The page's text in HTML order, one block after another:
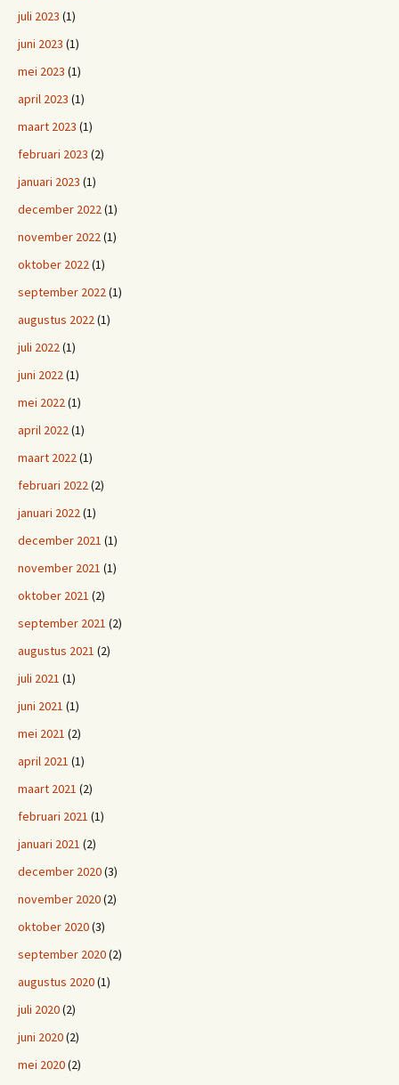
juli 2023 (1)
juni 2023 (1)
mei 2023 (1)
april 2023 (1)
maart 2023 (1)
februari 2023 (2)
januari 2023 (1)
december 2022(1)
november 2022(1)
oktober 2022(1)
september 2022(1)
augustus 2022(1)
juli 2022(1)
juni 2022(1)
mei 2022(1)
april 2022(1)
maart 2022(1)
februari 2022(2)
januari 2022(1)
december 2021 (1)
november 2021 (1)
oktober 2021 (2)
september 2021 (2)
augustus 2021 (2)
juli 2021 (1)
juni 2021 (1)
mei 2021 (2)
april 2021 (1)
maart 2021 (2)
februari 2021 (1)
januari 2021 (2)
december 2020(3)
november 2020(2)
oktober 2020(3)
september 2020(2)
augustus 2020(1)
juli 2020(2)
juni 2020(2)
mei 2020(2)